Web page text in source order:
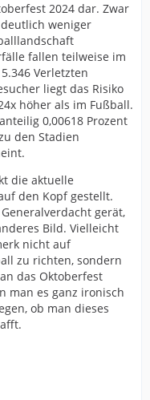
2024 dar. Zwar
weniger
fallen teilweise im
Verletzten
liegt das Risiko
höher als im Fußball.
0,00618 Prozent
den Stadien
die aktuelle
den Kopf gestellt.
gerät,
Bild. Vielleicht
nicht auf
zu richten, sondern
das Oktoberfest
man es ganz ironisch
ob man dieses